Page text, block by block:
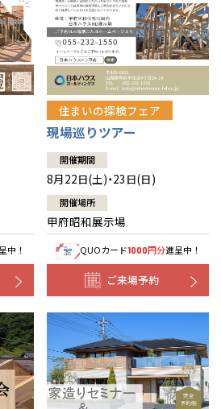
中！
住まいの探検フェア
現場巡りツアー
開催期間
8月22日(土)・23日(日)
開催場所
甲府昭和展示場
QUOカード1000円分進呈中！
ご来場予約